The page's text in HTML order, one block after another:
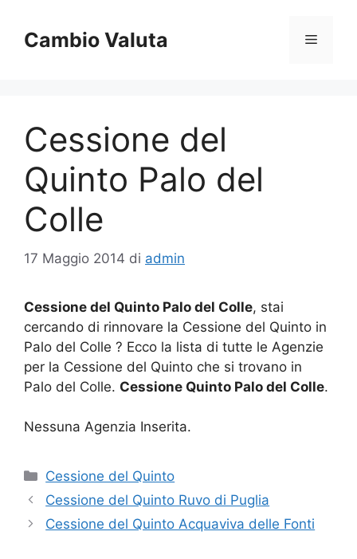
contenuto
Cambio Valuta Menu
Cessione del
Quinto Palo del
Colle
17 Maggio 2014 di admin
Cessione del Quinto Palo del Colle, stai
cercando di rinnovare la Cessione del Quinto in
Palo del Colle ? Ecco la lista di tutte le Agenzie
per la Cessione del Quinto che si trovano in
Palo del Colle. Cessione Quinto Palo del Colle.
Nessuna Agenzia Inserita.
Categorie
Cessione del Quinto
Cessione del Quinto Ruvo di Puglia
Cessione del Quinto Acquaviva delle Fonti